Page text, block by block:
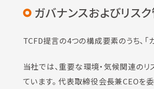
ガバナンスおよびリス
TCFD提言の4つの構成要素のうち、「
当社では、重要な環境・気候関連の
ています。 代表取締役会長兼CEOを